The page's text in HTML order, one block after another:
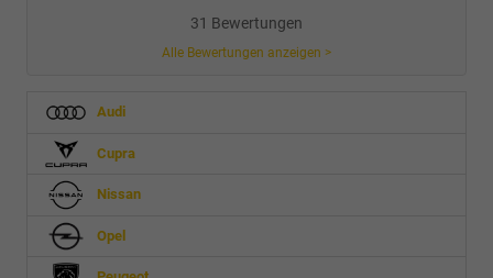
31 Bewertungen
Alle Bewertungen anzeigen >
Audi
Cupra
Nissan
Opel